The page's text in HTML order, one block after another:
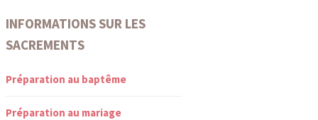
INFORMATIONS SUR LES
SACREMENTS
Préparation au baptême
Préparation au mariage